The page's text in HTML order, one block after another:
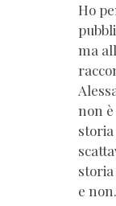
Ho
ma
non
e